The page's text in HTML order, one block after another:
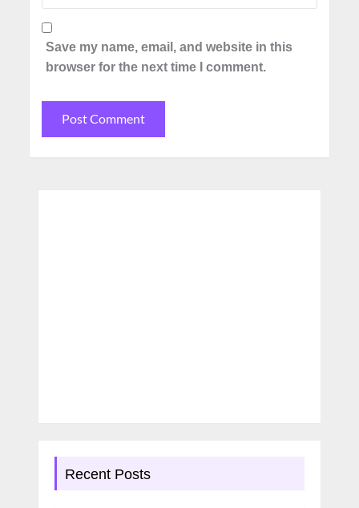
Save my name, email, and website in this
browser for the next time I comment.
Recent Posts